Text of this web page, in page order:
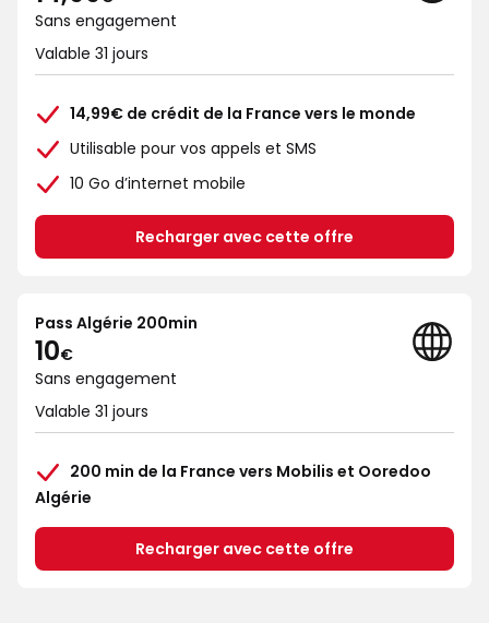
Sans engagement
Valable 31 jours
14,99€ de crédit de la France vers le monde
Utilisable pour vos appels et SMS
10 Go d’internet mobile
Recharger avec cette offre
Pass Algérie 200min
10€
10€
Sans engagement
Valable 31 jours
200 min de la France vers Mobilis et Ooredoo
Algérie
Recharger avec cette offre